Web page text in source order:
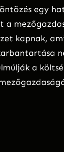
egy
a
kapnak,
a